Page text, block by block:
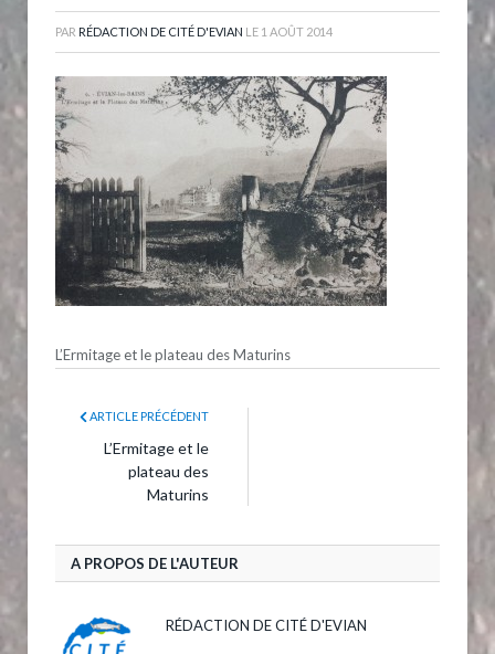
PAR RÉDACTION DE CITÉ D'EVIAN LE 1 AOÛT 2014
L’Ermitage et le plateau des Maturins
ARTICLE PRÉCÉDENT
L’Ermitage et le
plateau des
Maturins
A PROPOS DE L'AUTEUR
RÉDACTION DE CITÉ D'EVIAN